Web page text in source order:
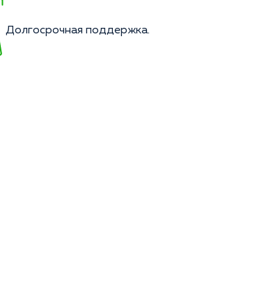
Долгосрочная поддержка.